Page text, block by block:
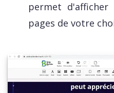
permet
pages de votre